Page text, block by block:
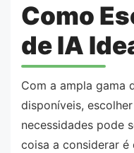
Como
de IA
Com a ampla gama
disponíveis,
necessidades pode
coisa a considerar é